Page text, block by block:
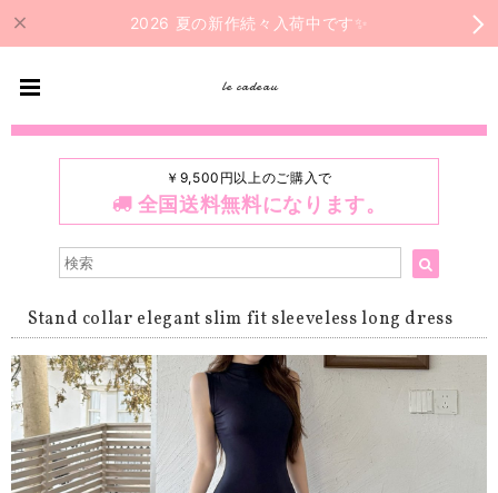
2026 夏の新作続々入荷中です✨
le cadeau
￥9,500円以上のご購入で
全国送料無料になります。
Stand collar elegant slim fit sleeveless long dress